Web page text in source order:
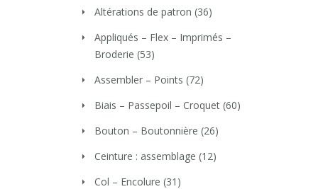
Altérations de patron (36)
Appliqués – Flex – Imprimés –
Broderie (53)
Assembler – Points (72)
Biais – Passepoil – Croquet (60)
Bouton – Boutonnière (26)
Ceinture : assemblage (12)
Col – Encolure (31)